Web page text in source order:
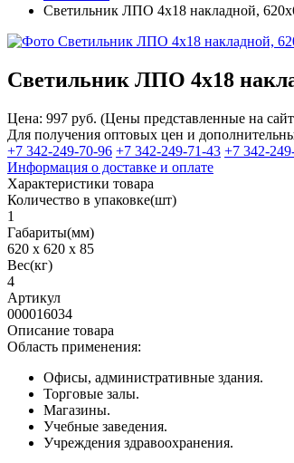
Светильник ЛПО 4х18 накладной,
Светильник ЛПО 4х18
Цена: 997 руб. (Цены представленные на
Для получения оптовых цен и
+7 342-249-70-96 +7 342-249-71-43 +7 342-
Информация о доставке и оплате
Характеристики товара
Количество в упаковке(шт)
1
Габариты(мм)
620 x 620 x 85
Вес(кг)
4
Артикул
000016034
Описание товара
Область применения:
Офисы, административные здания.
Торговые залы.
Магазины.
Учебные заведения.
Учреждения здравоохранения.